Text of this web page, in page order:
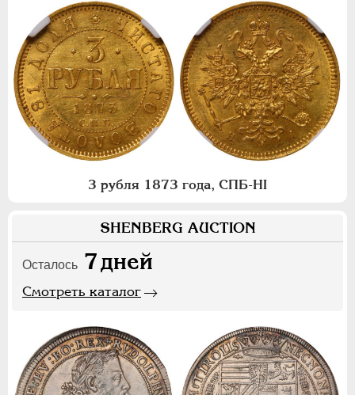
3 рубля 1873 года, СПБ-НI
SHENBERG AUCTION
Осталось 7дней
Смотреть каталог